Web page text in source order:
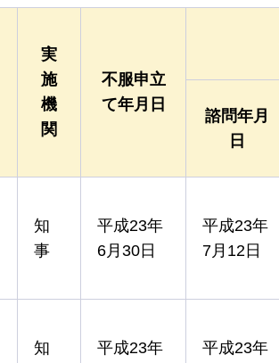
実
施
機
関
不服申立
て年月日
諮問年月
日
知
事
平成23年
6月30日
平成23年
7月12日
知 平成23年 平成23年